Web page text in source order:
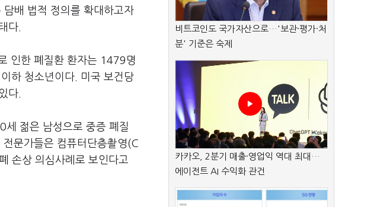
배 법적 정의를 확대하고자
다.
인한 폐질환 환자는 1479명
하 청소년이다. 미국 보건당
다.
젊은 남성으로 중증 폐질
문가들은 컴퓨터단층촬영(C
손상 의심사례로 보인다고
비트코인도 국가자산으로…'보관·평가·처
분' 기준은 숙제
카카오, 2분기 매출·영업익 역대 최대…
에이전트 AI 수익화 관건